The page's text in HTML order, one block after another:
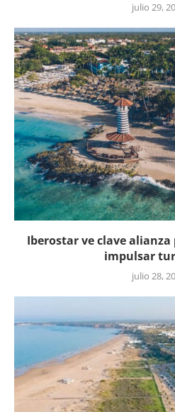
julio 29,
Iberostar ve clave
impulsar
julio 28,